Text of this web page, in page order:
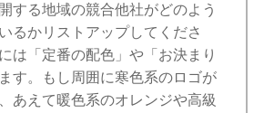
する地域の競合他社がどのよう
るかリストアップしてくださ
は「定番の配色」や「お決まり
す。もし周囲に寒色系のロゴが
あえて暖色系のオレンジや高級